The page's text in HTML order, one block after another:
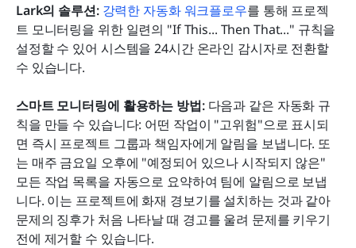
Lark의 솔루션: 강력한 자동화 워크플로우를 통해 프로젝
트 모니터링을 위한 일련의 "If This... Then That..." 규칙을
설정할 수 있어 시스템을 24시간 온라인 감시자로 전환할
수 있습니다.
스마트 모니터링에 활용하는 방법: 다음과 같은 자동화 규
칙을 만들 수 있습니다: 어떤 작업이 "고위험"으로 표시되
면 즉시 프로젝트 그룹과 책임자에게 알림을 보냅니다. 또
는 매주 금요일 오후에 "예정되어 있으나 시작되지 않은"
모든 작업 목록을 자동으로 요약하여 팀에 알림으로 보냅
니다. 이는 프로젝트에 화재 경보기를 설치하는 것과 같아
문제의 징후가 처음 나타날 때 경고를 울려 문제를 키우기
전에 제거할 수 있습니다.